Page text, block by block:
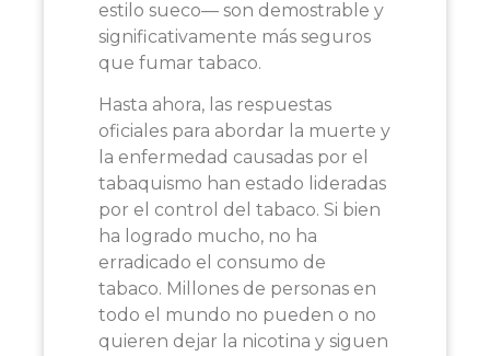
estilo sueco— son demostrable y
significativamente más seguros
que fumar tabaco.
Hasta ahora, las respuestas
oficiales para abordar la muerte y
la enfermedad causadas por el
tabaquismo han estado lideradas
por el control del tabaco. Si bien
ha logrado mucho, no ha
erradicado el consumo de
tabaco. Millones de personas en
todo el mundo no pueden o no
quieren dejar la nicotina y siguen